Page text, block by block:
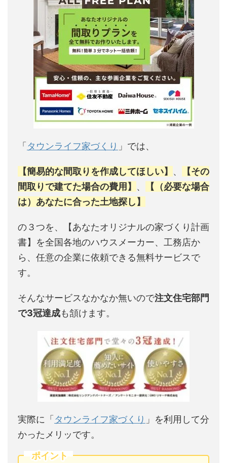
「 タウンライフ家づくり 」では、
【簡易的な間取りを作成してほしい】 、
【その
間取りで建てた場合の費用】 、
【（必要な場合
は）あなたに合った土地探し】
の３つを、【あなたオリジナルの家づくり計画
書】を全国各地のハウスメーカー、工務店か
ら、任意の企業に依頼できる無料サービスで
す。
そんなサービスなかなか無いので注文住宅部門
で3冠達成も頷けます。
実際に「 タウンライフ家づくり 」を利用して分
かったメリッです。
ポイント